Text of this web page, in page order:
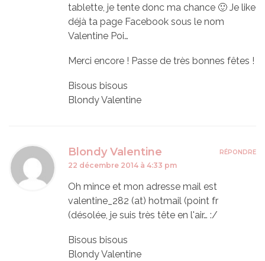
tablette, je tente donc ma chance 🙂 Je like
déjà ta page Facebook sous le nom
Valentine Poi…
Merci encore ! Passe de très bonnes fêtes !
Bisous bisous
Blondy Valentine
Blondy Valentine
22 décembre 2014 à 4:33 pm
Oh mince et mon adresse mail est
valentine_282 (at) hotmail (point fr
(désolée, je suis très tête en l'air… :/
Bisous bisous
Blondy Valentine
RÉPONDRE